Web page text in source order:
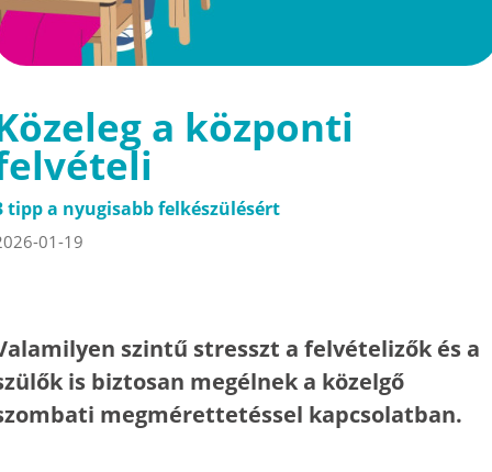
a központi
tipp a nyugisabb felkészülésért
01-19
szintű stresszt a felvételizők és a
is biztosan megélnek a közelgő
megmérettetéssel kapcsolatban.